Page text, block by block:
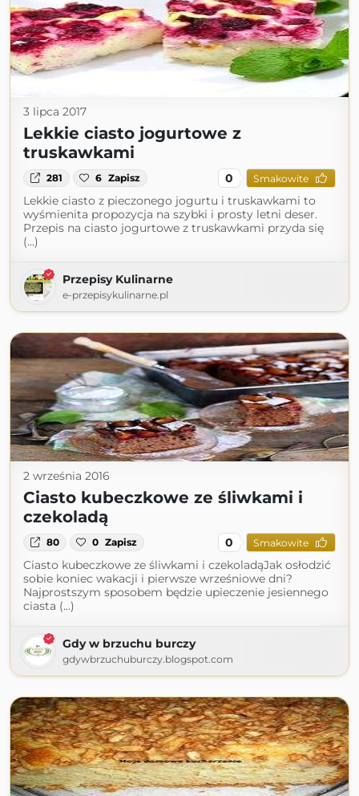
3 lipca 2017
Lekkie ciasto jogurtowe z
truskawkami
281 6 Zapisz 0 Smakowite
Lekkie ciasto z pieczonego jogurtu i truskawkami to
wyśmienita propozycja na szybki i prosty letni deser.
Przepis na ciasto jogurtowe z truskawkami przyda się
(...)
Przepisy Kulinarne
e-przepisykulinarne.pl
2 września 2016
Ciasto kubeczkowe ze śliwkami i
czekoladą
80 0 Zapisz 0 Smakowite
Ciasto kubeczkowe ze śliwkami i czekoladąJak osłodzić
sobie koniec wakacji i pierwsze wrześniowe dni?
Najprostszym sposobem będzie upieczenie jesiennego
ciasta (...)
Gdy w brzuchu burczy
gdywbrzuchuburczy.blogspot.com